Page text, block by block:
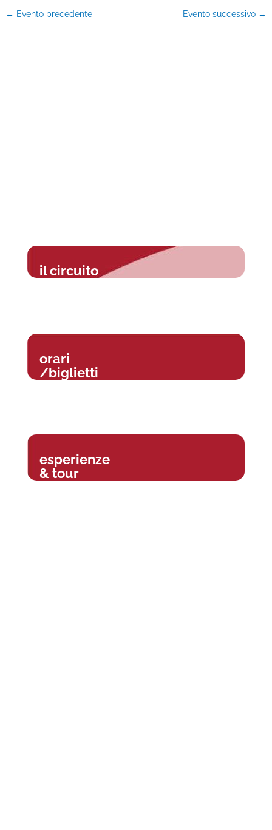
← Evento precedente Evento successivo →
il circuito
orari
/biglietti
esperienze
& tour